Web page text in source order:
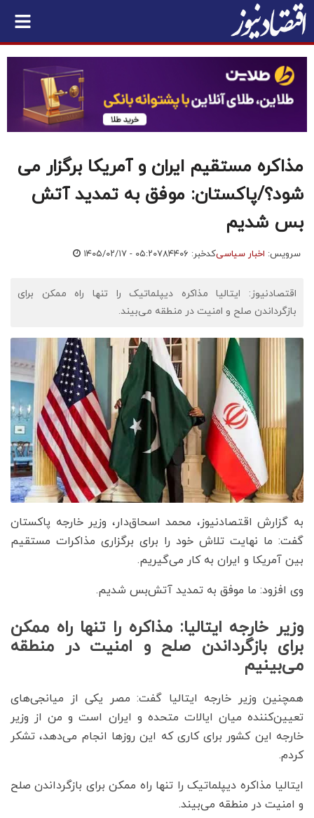
مذاکره مستقیم ایران و آمریکا برگزار می
شود؟/پاکستان: موفق به تمدید آتش
بس شدیم
سرویس: اخبار سیاسیکدخبر: ۷۸۴۴۰۶ ۱۴۰۵/۰۲/۱۷ - ۰۵:۲۰
اقتصادنیوز: ایتالیا مذاکره دیپلماتیک را تنها راه ممکن برای
بازگرداندن صلح و امنیت در منطقه می‌بیند.
به گزارش اقتصادنیوز، محمد اسحاق‌دار، وزیر خارجه پاکستان
گفت: ما نهایت تلاش خود را برای برگزاری مذاکرات مستقیم
بین آمریکا و ایران به کار می‌گیریم.
وی افزود: ما موفق به تمدید آتش‌بس شدیم.
وزیر خارجه ایتالیا: مذاکره را تنها راه ممکن
برای بازگرداندن صلح و امنیت در منطقه
می‌بینیم
همچنین وزیر خارجه ایتالیا گفت: مصر یکی از میانجی‌های
تعیین‌کننده میان ایالات متحده و ایران است و من از وزیر
خارجه این کشور برای کاری که این روزها انجام می‌دهد، تشکر
کردم.
ایتالیا مذاکره دیپلماتیک را تنها راه ممکن برای بازگرداندن صلح
و امنیت در منطقه می‌بیند.